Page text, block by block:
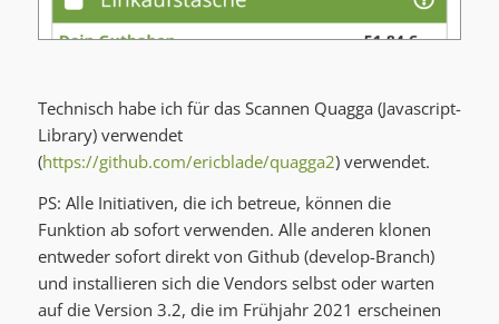
Technisch habe ich für das Scannen Quagga (Javascript-
Library) verwendet
(https://github.com/ericblade/quagga2) verwendet.
PS: Alle Initiativen, die ich betreue, können die
Funktion ab sofort verwenden. Alle anderen klonen
entweder sofort direkt von Github (develop-Branch)
und installieren sich die Vendors selbst oder warten
auf die Version 3.2, die im Frühjahr 2021 erscheinen